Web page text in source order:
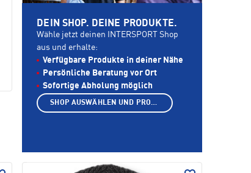
DEIN SHOP. DEINE PRODUKTE.
Wähle jetzt deinen INTERSPORT Shop
aus und erhalte:
Verfügbare Produkte in deiner Nähe
Persönliche Beratung vor Ort
Sofortige Abholung möglich
SHOP AUSWÄHLEN UND PRODUKTE ANZEIGEN